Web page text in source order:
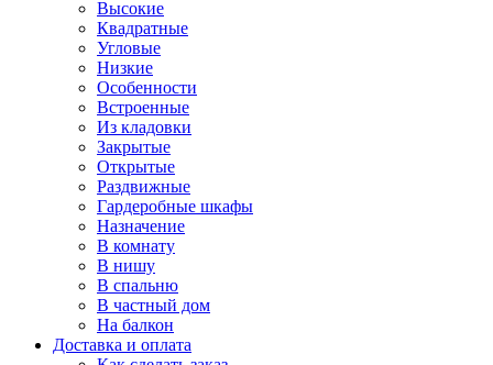
Высокие
Квадратные
Угловые
Низкие
Особенности
Встроенные
Из кладовки
Закрытые
Открытые
Раздвижные
Гардеробные шкафы
Назначение
В комнату
В нишу
В спальню
В частный дом
На балкон
Доставка и оплата